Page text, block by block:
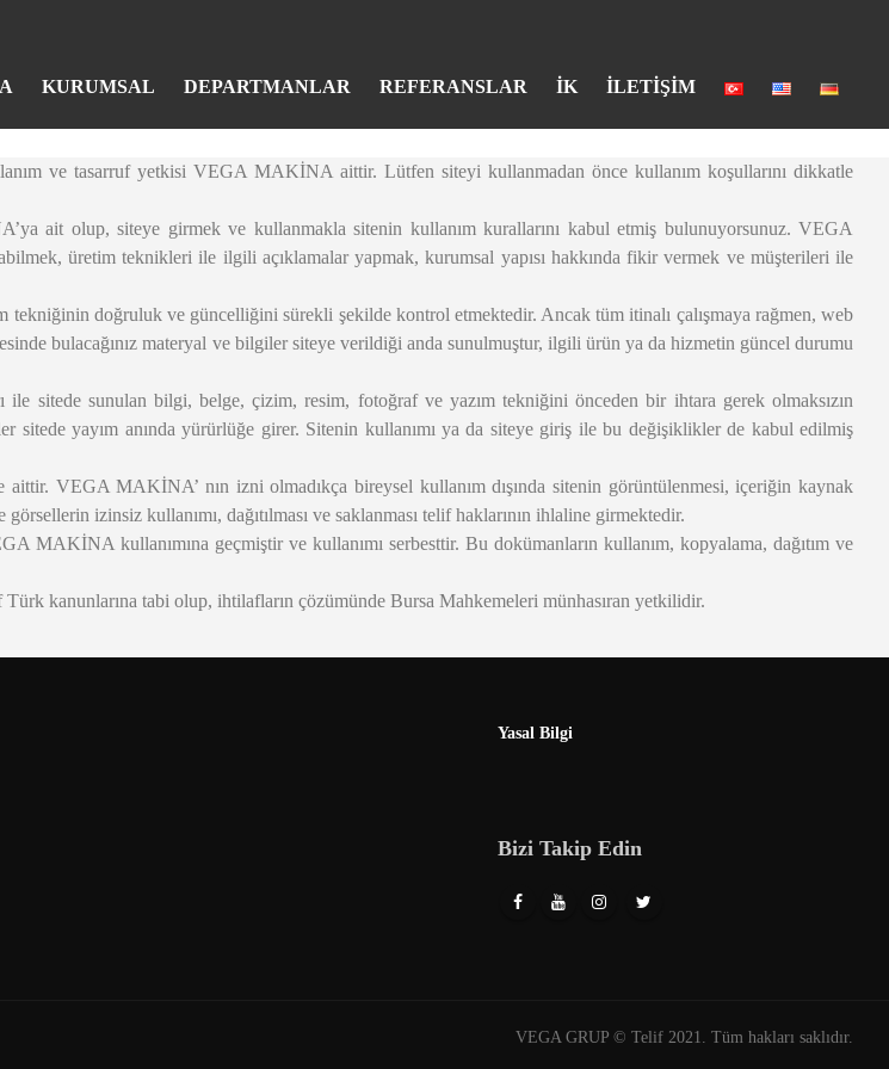
KURUMSAL DEPARTMANLAR REFERANSLAR İK İLETİŞİM
ve tasarruf yetkisi VEGA MAKİNA aittir. Lütfen siteyi kullanmadan önce kullanım koşullarını dikkatle
ait olup, siteye girmek ve kullanmakla sitenin kullanım kurallarını kabul etmiş bulunuyorsunuz. VEGA
üretim teknikleri ile ilgili açıklamalar yapmak, kurumsal yapısı hakkında fikir vermek ve müşterileri ile
doğruluk ve güncelliğini sürekli şekilde kontrol etmektedir. Ancak tüm itinalı çalışmaya rağmen, web
bulacağınız materyal ve bilgiler siteye verildiği anda sunulmuştur, ilgili ürün ya da hizmetin güncel durumu
sunulan bilgi, belge, çizim, resim, fotoğraf ve yazım tekniğini önceden bir ihtara gerek olmaksızın
sitede yayım anında yürürlüğe girer. Sitenin kullanımı ya da siteye giriş ile bu değişiklikler de kabul edilmiş
VEGA MAKİNA’ nın izni olmadıkça bireysel kullanım dışında sitenin görüntülenmesi, içeriğin kaynak
izinsiz kullanımı, dağıtılması ve saklanması telif haklarının ihlaline girmektedir.
kullanımına geçmiştir ve kullanımı serbesttir. Bu dokümanların kullanım, kopyalama, dağıtım ve
kanunlarına tabi olup, ihtilafların çözümünde Bursa Mahkemeleri münhasıran yetkilidir.
Yasal Bilgi
Bizi Takip Edin
VEGA GRUP © Telif 2021. Tüm hakları saklıdır.